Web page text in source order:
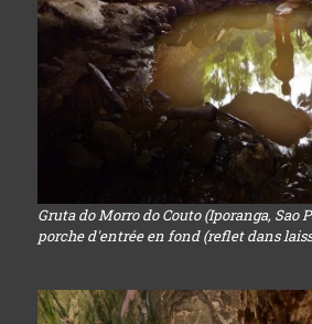
Gruta do Morro do Couto (Iporanga, Sao
porche d'entrée en fond (reflet dans